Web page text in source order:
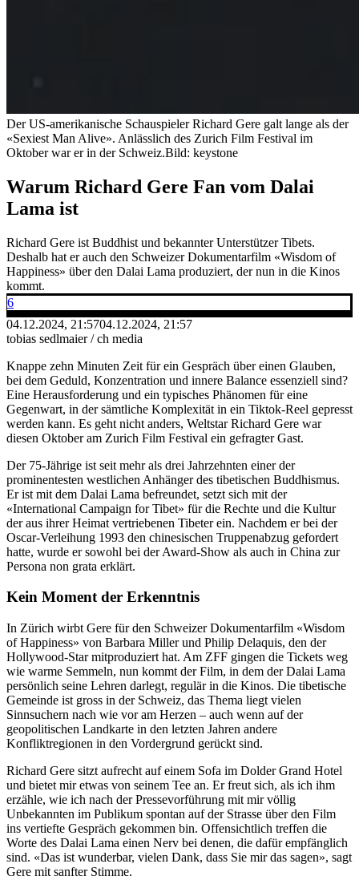
Der US-amerikanische Schauspieler Richard Gere galt lange als der
«Sexiest Man Alive». Anlässlich des Zurich Film Festival im
Oktober war er in der Schweiz.Bild: keystone
Warum Richard Gere Fan vom Dalai
Lama ist
Richard Gere ist Buddhist und bekannter Unterstützer Tibets.
Deshalb hat er auch den Schweizer Dokumentarfilm «Wisdom of
Happiness» über den Dalai Lama produziert, der nun in die Kinos
kommt.
6
04.12.2024, 21:5704.12.2024, 21:57
tobias sedlmaier / ch media
Knappe zehn Minuten Zeit für ein Gespräch über einen Glauben,
bei dem Geduld, Konzentration und innere Balance essenziell sind?
Eine Herausforderung und ein typisches Phänomen für eine
Gegenwart, in der sämtliche Komplexität in ein Tiktok-Reel gepresst
werden kann. Es geht nicht anders, Weltstar Richard Gere war
diesen Oktober am Zurich Film Festival ein gefragter Gast.
Der 75-Jährige ist seit mehr als drei Jahrzehnten einer der
prominentesten westlichen Anhänger des tibetischen Buddhismus.
Er ist mit dem Dalai Lama befreundet, setzt sich mit der
«International Campaign for Tibet» für die Rechte und die Kultur
der aus ihrer Heimat vertriebenen Tibeter ein. Nachdem er bei der
Oscar-Verleihung 1993 den chinesischen Truppenabzug gefordert
hatte, wurde er sowohl bei der Award-Show als auch in China zur
Persona non grata erklärt.
Kein Moment der Erkenntnis
In Zürich wirbt Gere für den Schweizer Dokumentarfilm «Wisdom
of Happiness» von Barbara Miller und Philip Delaquis, den der
Hollywood-Star mitproduziert hat. Am ZFF gingen die Tickets weg
wie warme Semmeln, nun kommt der Film, in dem der Dalai Lama
persönlich seine Lehren darlegt, regulär in die Kinos. Die tibetische
Gemeinde ist gross in der Schweiz, das Thema liegt vielen
Sinnsuchern nach wie vor am Herzen – auch wenn auf der
geopolitischen Landkarte in den letzten Jahren andere
Konfliktregionen in den Vordergrund gerückt sind.
Richard Gere sitzt aufrecht auf einem Sofa im Dolder Grand Hotel
und bietet mir etwas von seinem Tee an. Er freut sich, als ich ihm
erzähle, wie ich nach der Pressevorführung mit mir völlig
Unbekannten im Publikum spontan auf der Strasse über den Film
ins vertiefte Gespräch gekommen bin. Offensichtlich treffen die
Worte des Dalai Lama einen Nerv bei denen, die dafür empfänglich
sind. «Das ist wunderbar, vielen Dank, dass Sie mir das sagen», sagt
Gere mit sanfter Stimme.